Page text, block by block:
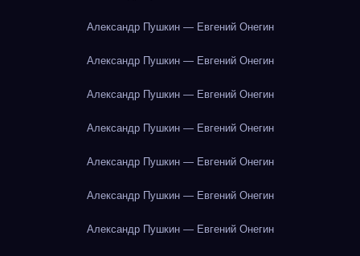
Александр Пушкин — Евгений Онегин
Александр Пушкин — Евгений Онегин
Александр Пушкин — Евгений Онегин
Александр Пушкин — Евгений Онегин
Александр Пушкин — Евгений Онегин
Александр Пушкин — Евгений Онегин
Александр Пушкин — Евгений Онегин